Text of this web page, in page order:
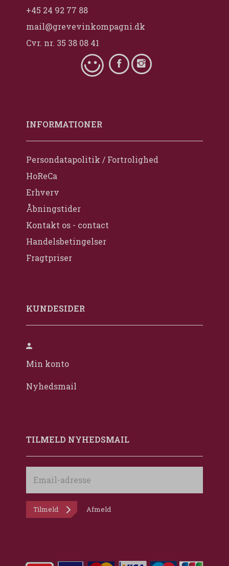
+45 24 92 77 88
mail@grevevinkompagni.dk
Cvr. nr. 35 38 08 41
INFORMATIONER
Persondatapolitik / Fortrolighed
HoReCa
Erhverv
Åbningstider
Kontakt os - contact
Handelsbetingelser
Fragtpriser
KUNDESIDER
Min konto
Nyhedsmail
TILMELD NYHEDSMAIL
adresse
Tilmeld Afmeld